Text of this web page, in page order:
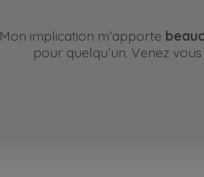
Mon implication m’apporte
pour quelqu’un. Venez